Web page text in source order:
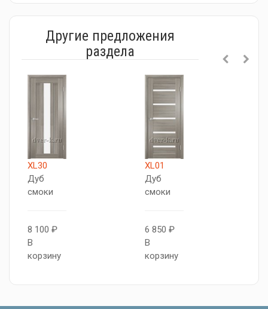
Другие предложения
раздела
XL30
Дуб
смоки
8 100 ₽
В
корзину
XL01
Дуб
смоки
6 850 ₽
В
корзину